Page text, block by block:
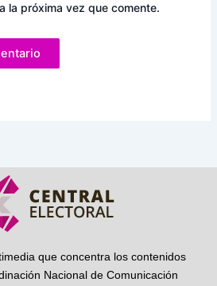
la próxima vez que comente.
que concentra los contenidos
Nacional de Comunicación